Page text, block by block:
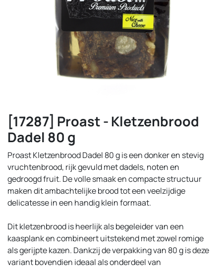
[17287] Proast - Kletzenbrood
Dadel 80 g
Proast Kletzenbrood Dadel 80 g is een donker en stevig
vruchtenbrood, rijk gevuld met dadels, noten en
gedroogd fruit. De volle smaak en compacte structuur
maken dit ambachtelijke brood tot een veelzijdige
delicatesse in een handig klein formaat.
Dit kletzenbrood is heerlijk als begeleider van een
kaasplank en combineert uitstekend met zowel romige
als gerijpte kazen. Dankzij de verpakking van 80 g is deze
variant bovendien ideaal als onderdeel van